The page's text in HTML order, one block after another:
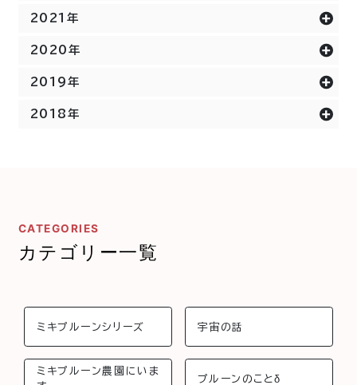
2021年
2020年
2019年
2018年
CATEGORIES
カテゴリー一覧
ミキプルーンシリーズ 宇宙の話
ミキプルーン農園にいま
プルーンのことδ